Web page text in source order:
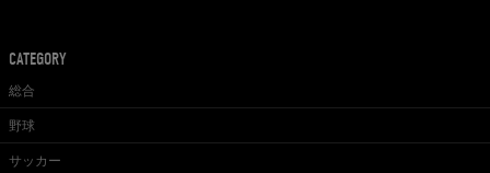
CATEGORY
総合
野球
サッカー